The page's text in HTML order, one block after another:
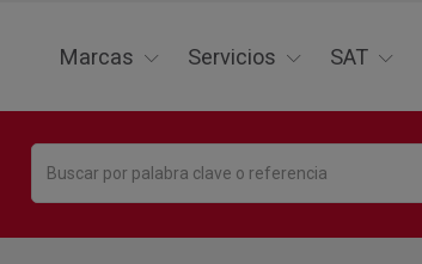
Marcas Servicios SAT